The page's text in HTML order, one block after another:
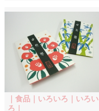
｜食品｜いろいろ｜いろい
ろ｜